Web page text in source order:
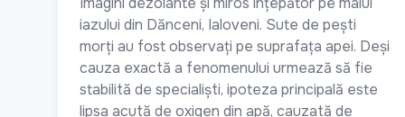
iazului din Dănceni, Ialoveni. Sute de pești
morți au fost observați pe suprafața apei. Deși
cauza exactă a fenomenului urmează să fie
stabilită de specialiști, ipoteza principală este
lipsa acută de oxigen din apă, cauzată de